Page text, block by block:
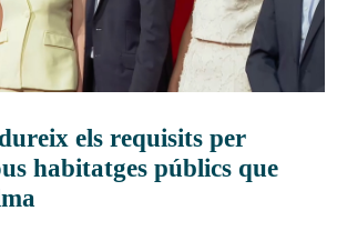
els requisits per
habitatges públics que